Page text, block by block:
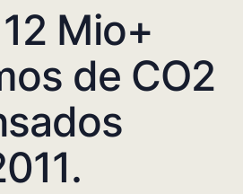
Mio+
de CO2